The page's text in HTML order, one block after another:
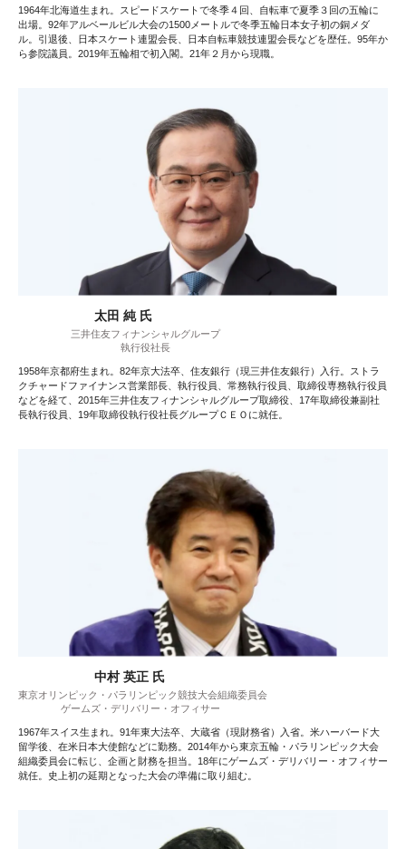
1964年北海道生まれ。スピードスケートで冬季４回、自転車で夏季３回の五輪に
出場。92年アルベールビル大会の1500メートルで冬季五輪日本女子初の銅メダ
ル。引退後、日本スケート連盟会長、日本自転車競技連盟会長などを歴任。95年か
ら参院議員。2019年五輪相で初入閣。21年２月から現職。
太田 純 氏
三井住友フィナンシャルグループ
執行役社長
1958年京都府生まれ。82年京大法卒、住友銀行（現三井住友銀行）入行。ストラ
クチャードファイナンス営業部長、執行役員、常務執行役員、取締役専務執行役員
などを経て、2015年三井住友フィナンシャルグループ取締役、17年取締役兼副社
長執行役員、19年取締役執行役社長グループＣＥＯに就任。
中村 英正 氏
東京オリンピック・パラリンピック競技大会組織委員会
ゲームズ・デリバリー・オフィサー
1967年スイス生まれ。91年東大法卒、大蔵省（現財務省）入省。米ハーバード大
留学後、在米日本大使館などに勤務。2014年から東京五輪・パラリンピック大会
組織委員会に転じ、企画と財務を担当。18年にゲームズ・デリバリー・オフィサー
就任。史上初の延期となった大会の準備に取り組む。